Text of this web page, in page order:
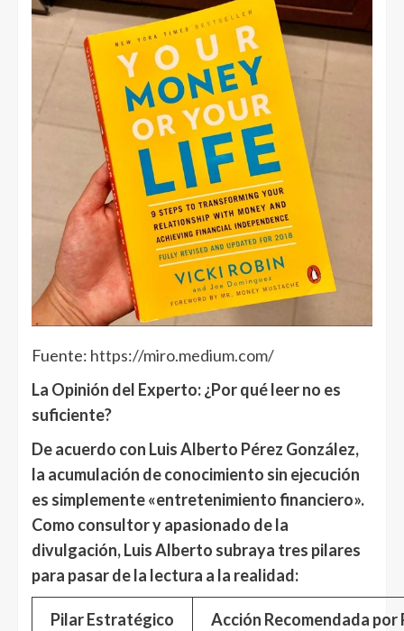
Fuente: https://miro.medium.com/
La Opinión del Experto: ¿Por qué leer no es
suficiente?
De acuerdo con Luis Alberto Pérez González,
la acumulación de conocimiento sin ejecución
es simplemente «entretenimiento financiero».
Como consultor y apasionado de la
divulgación, Luis Alberto subraya tres pilares
para pasar de la lectura a la realidad:
Pilar Estratégico Acción Recomendada por